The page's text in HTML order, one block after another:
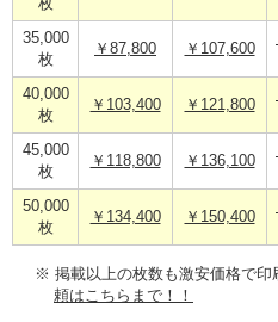
枚
35,000
枚
￥87,800 ￥107,600
40,000
枚
￥103,400 ￥121,800
45,000
枚
￥118,800 ￥136,100
50,000
枚
￥134,400 ￥150,400
※ 掲載以上の枚数も激安価格で
頼はこちらまで！！